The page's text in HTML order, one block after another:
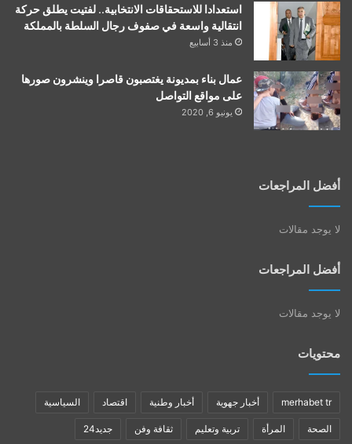
استعدادا للاستحقاقات الانتخابية.. لفتيت يطلق حركة
انتقالية واسعة في صفوف رجال السلطة بالمملكة
منذ 3 أسابيع
عمال بناء بمديونة يغتصبون قاصرا وينشرون صورها
على مواقع التواصل
يونيو 6, 2020
أفضل المراجعات
لا يوجد مقالات
أفضل المراجعات
لا يوجد مقالات
محتويات
merhabet tr أخبار جهوية أخبار وطنية اقتصاد السياسية
الصحة المرأة تربية وتعليم ثقافة وفن جديد24